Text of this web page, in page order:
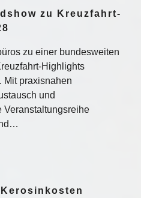
zu Kreuzfahrt-
zu einer bundesweiten
Highlights
Mit praxisnahen
und
Veranstaltungsreihe